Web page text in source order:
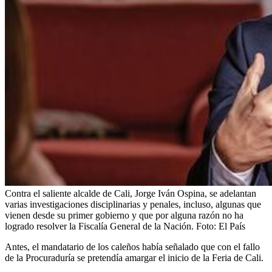
Contra el saliente alcalde de Cali, Jorge Iván Ospina, se adelantan
varias investigaciones disciplinarias y penales, incluso, algunas que
vienen desde su primer gobierno y que por alguna razón no ha
logrado resolver la Fiscalía General de la Nación. Foto: El País
Antes, el mandatario de los caleños había señalado que con el fallo
de la Procuraduría se pretendía amargar el inicio de la Feria de Cali.